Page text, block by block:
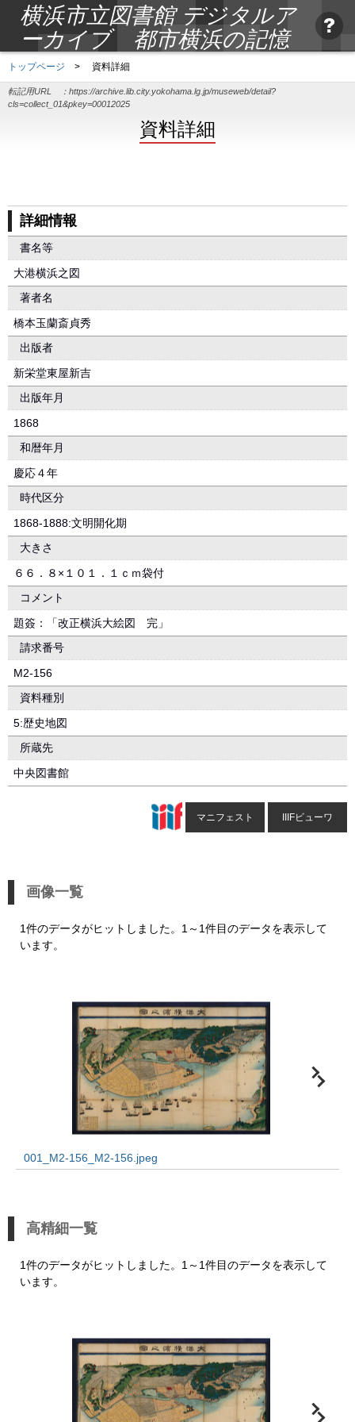
横浜市立図書館 デジタルア
ーカイブ 都市横浜の記憶
トップページ > 資料詳細
転記用URL ： https://archive.lib.city.yokohama.lg.jp/museweb/detail?
cls=collect_01&pkey=00012025
資料詳細
詳細情報
書名等
大港横浜之図
著者名
橋本玉蘭斎貞秀
出版者
新栄堂東屋新吉
出版年月
1868
和暦年月
慶応４年
時代区分
1868-1888:文明開化期
大きさ
６６．８×１０１．１ｃｍ袋付
コメント
題簽：「改正横浜大絵図 完」
請求番号
M2-156
資料種別
5:歴史地図
所蔵先
中央図書館
マニフェスト IIIFビューワ
画像一覧
1件のデータがヒットしました。1～1件目のデータを表示して
います。
001_M2-156_M2-156.jpeg
高精細一覧
1件のデータがヒットしました。1～1件目のデータを表示して
います。